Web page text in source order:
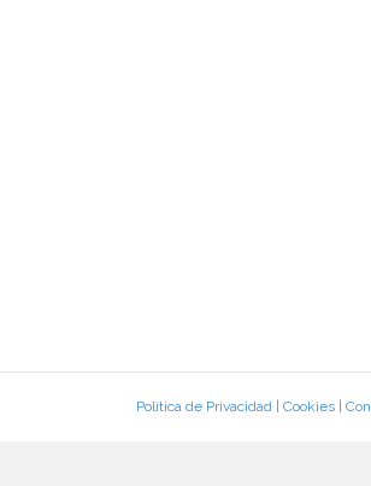
Política de Privacidad| Cookies|